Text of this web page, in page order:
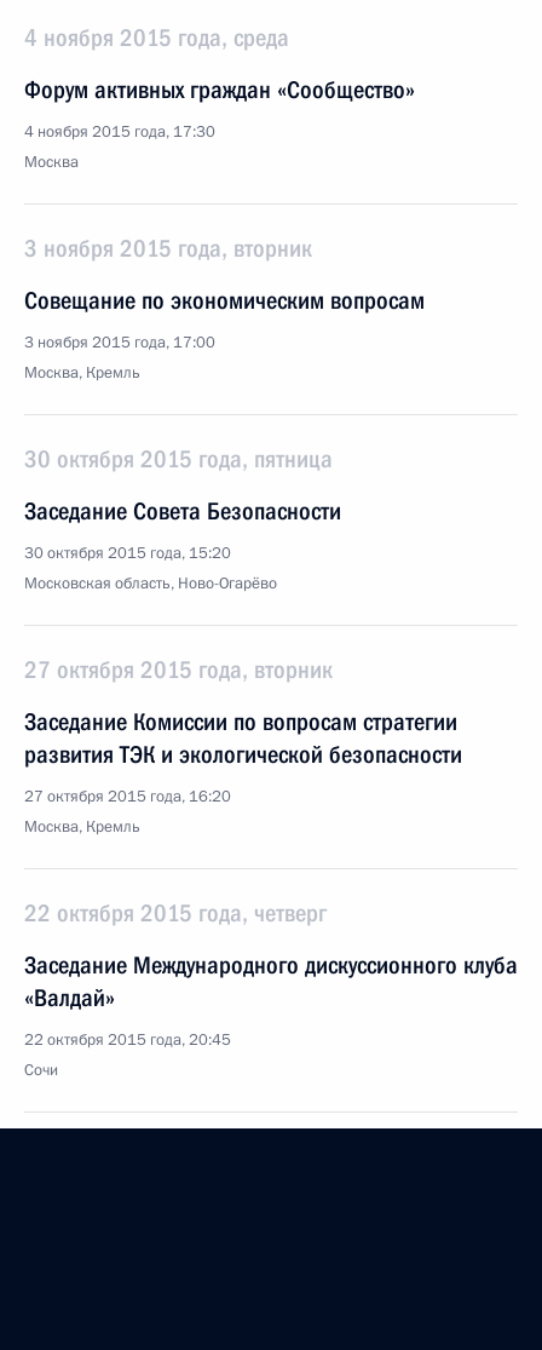
4 ноября 2015 года, среда
Форум активных граждан «Сообщество»
4 ноября 2015 года, 17:30
Москва
3 ноября 2015 года, вторник
Совещание по экономическим вопросам
3 ноября 2015 года, 17:00
Москва, Кремль
30 октября 2015 года, пятница
Заседание Совета Безопасности
30 октября 2015 года, 15:20
Московская область, Ново-Огарёво
27 октября 2015 года, вторник
Заседание Комиссии по вопросам стратегии
развития ТЭК и экологической безопасности
27 октября 2015 года, 16:20
Москва, Кремль
22 октября 2015 года, четверг
Заседание Международного дискуссионного клуба
«Валдай»
22 октября 2015 года, 20:45
Сочи